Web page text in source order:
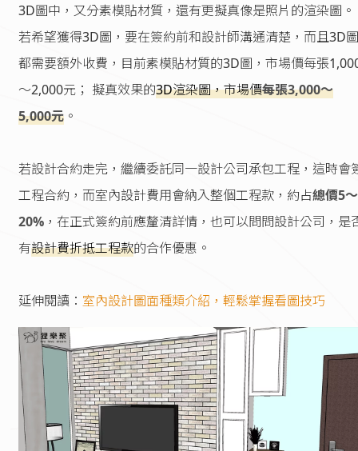
3D圖中，又分素模貼材質，還有更擬真像是照片的渲染圖。
若希望獲得3D圖，要在簽約前和設計師溝通清楚，而且3D圖
都需要額外收費，目前素模貼材質的3D圖，市場價每張
～2,000元； 擬真效果的3D渲染圖，市場價每張3,000～
5,000元 。
若設計合約走完，繼續委託同一設計公司承包工程，這時會
工程合約，而室內設計費用會納入整個工程款，約占總價5～
20% ，在正式簽約前應釐清詳情，也可以問問設計公司，是
有設計費折抵工程款的合作優惠。
延伸閱讀： 室內設計圖面種類介紹，輕鬆掌握看圖技巧